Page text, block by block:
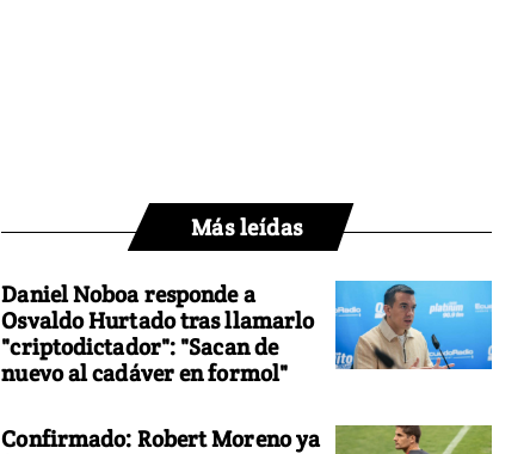
Más leídas
Daniel Noboa responde a
Osvaldo Hurtado tras llamarlo
"criptodictador": "Sacan de
nuevo al cadáver en formol"
Confirmado: Robert Moreno ya